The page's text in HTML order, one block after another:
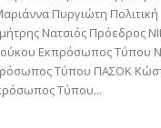
Πυργιώτη Πολιτική
Νατσιός Πρόεδρος
Εκπρόσωπος Τύπου
Τύπου ΠΑΣΟΚ
Τύπου...